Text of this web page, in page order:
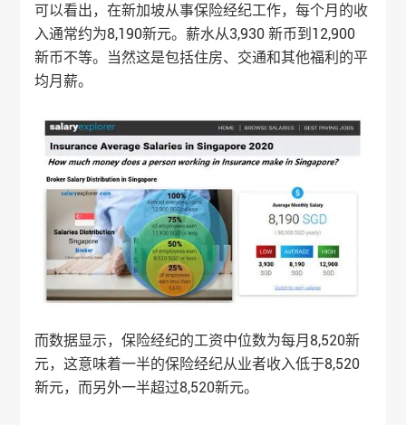
可以看出，在新加坡从事保险经纪工作，每个月的收
入通常约为8,190新元。薪水从3,930 新币到12,900
新币不等。当然这是包括住房、交通和其他福利的平
均月薪。
而数据显示，保险经纪的工资中位数为每月8,520新
元，这意味着一半的保险经纪从业者收入低于8,520
新元，而另外一半超过8,520新元。